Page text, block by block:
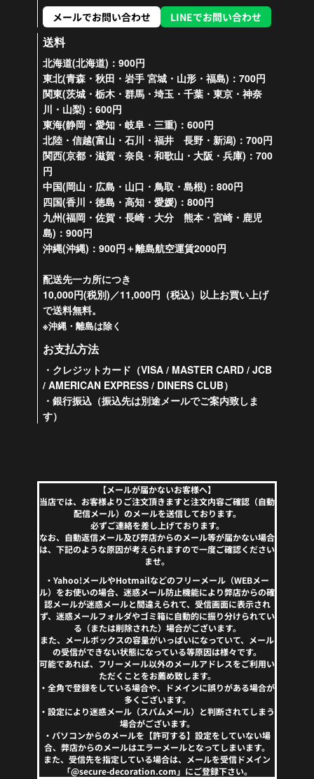
メールでお問い合わせ
LINEでお問い合わせ
送料
北海道(北海道)：900円
東北(青森・秋田・岩手 宮城・山形・福島)：700円
関東(茨城・栃木・群馬・埼玉・千葉・東京・神奈
川・山梨)：600円
東海(静岡・愛知・岐阜・三重)：600円
北陸・信越(富山・石川・福井 長野・新潟)：700円
関西(京都・滋賀・奈良・和歌山・大阪・兵庫)：700
円
中国(岡山・広島・山口・鳥取・島根)：800円
四国(香川・徳島・高知・愛媛)：800円
九州(福岡・佐賀・長崎・大分 熊本・宮崎・鹿児
島)：900円
沖縄(沖縄)：900円＋離島航空運賃2000円
配送先一カ所につき
10,000円(税別)／11,000円（税込）以上お買い上げ
で送料無料。
※沖縄・離島は除く
お支払方法
・クレジットカード（VISA / MASTER CARD / JCB
/ AMERICAN EXPRESS / DINERS CLUB）
・銀行振込（振込先は別途メールでご案内致しま
す）
【メールが届かないお客様へ】
当店では、お客様よりご注文頂きますと注文内容ご確認（自動
配信メール）のメールを送信しております。
必ずご連絡を差し上げております。
なお、自動返信メール及び弊店からのメール等が届かない場合
は、下記のような原因が考えられますので一度ご確認ください
ませ。
・Yahoo!メールやHotmailなどのフリーメール（WEBメー
ル）をお使いの場合、迷惑メール防止機能により弊店からの確
認メールが迷惑メールと間違えられて、受信画面に表示され
ず、迷惑メールフォルダやゴミ箱に自動的に振り分けられてい
る（または削除された）場合がございます。
また、メールボックスの容量がいっぱいになっていて、メール
の受信ができない状態になっている等原因は様々です。
可能であれば、フリーメール以外のメールアドレスをご利用い
ただくことをお薦め致します。
・全角で登録をしている場合や、ドメインに誤りがある場合が
多くございます。
・設定により迷惑メール（スパムメール）と判断されてしまう
場合がございます。
・パソコンからのメールを【許可する】設定をしていない場
合、弊店からのメールはエラーメールとなってしまいます。
また、受信先を指定している場合は、メールを受信ドメイン
「@secure-decoration.com」にご登録下さい。